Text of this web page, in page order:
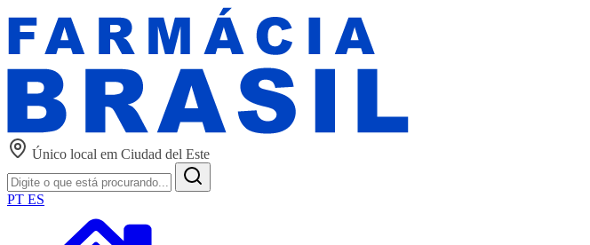
Único local em Ciudad del Este
PT ES